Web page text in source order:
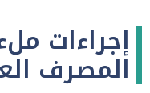
إجراءات
المصرف